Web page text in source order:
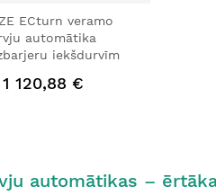
ECturn veramo
automātika
iekšdurvīm
1 120,88 €
automātikas –